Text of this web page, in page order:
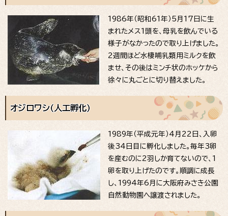
1986年（昭和61年）5月17日に生
まれたメス1頭を、母乳を飲んでいる
様子がなかったので取り上げました。
2週間ほど水棲哺乳類用ミルクを飲
ませ、その後はミンチ状のホッケから
徐々に丸ごとに切り替えました。
オジロワシ（人工孵化）
1989年（平成元年）4月22日、入卵
後34日目に孵化しました。毎年3卵
を産むのに2羽しか育てないので、1
卵を取り上げたのです。順調に成長
し、1994年6月に大阪府みさき公園
自然動物園へ譲渡されました。